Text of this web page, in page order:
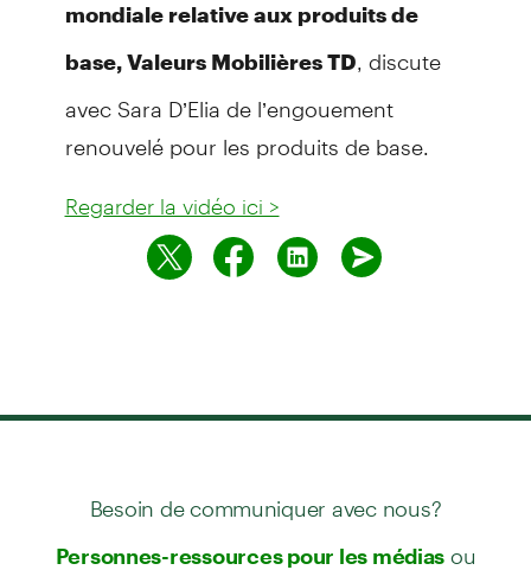
mondiale relative aux produits de
base, Valeurs Mobilières TD , discute
avec Sara D’Elia de l’engouement
renouvelé pour les produits de base.
Regarder la vidéo ici >
Besoin de communiquer avec nous?
Personnes-ressources pour les médias ou